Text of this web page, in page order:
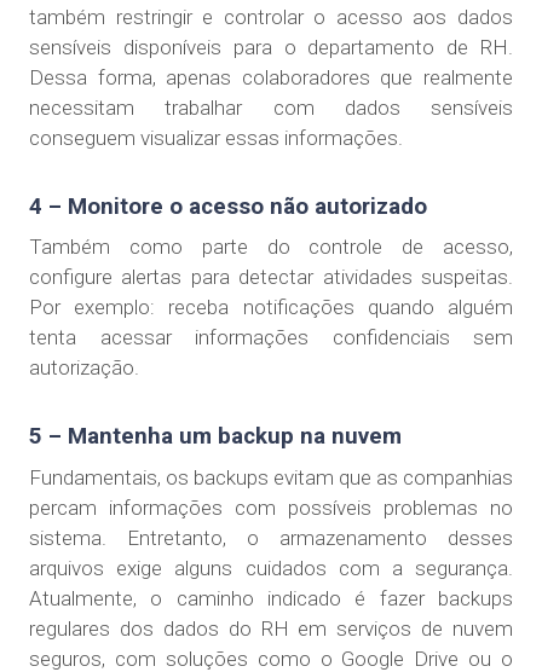
também restringir e controlar o acesso aos dados
sensíveis disponíveis para o departamento de RH.
Dessa forma, apenas colaboradores que realmente
necessitam trabalhar com dados sensíveis
conseguem visualizar essas informações.
4 – Monitore o acesso não autorizado
Também como parte do controle de acesso,
configure alertas para detectar atividades suspeitas.
Por exemplo: receba notificações quando alguém
tenta acessar informações confidenciais sem
autorização.
5 – Mantenha um backup na nuvem
Fundamentais, os backups evitam que as companhias
percam informações com possíveis problemas no
sistema. Entretanto, o armazenamento desses
arquivos exige alguns cuidados com a segurança.
Atualmente, o caminho indicado é fazer backups
regulares dos dados do RH em serviços de nuvem
seguros, com soluções como o Google Drive ou o